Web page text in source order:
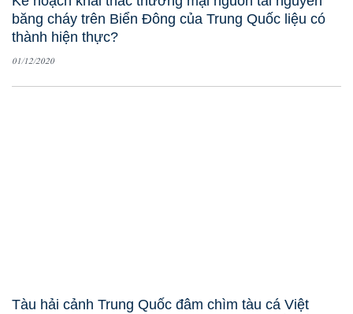
băng cháy trên Biển Đông của Trung Quốc liệu có
thành hiện thực?
01/12/2020
Tàu hải cảnh Trung Quốc đâm chìm tàu cá Việt